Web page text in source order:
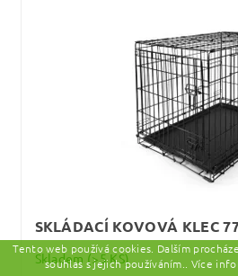
SKLÁDACÍ KOVOVÁ KLEC
Skladem(>5 KS)
Tento web používá cookies. Dalším
souhlas s jejich používáním.. Více